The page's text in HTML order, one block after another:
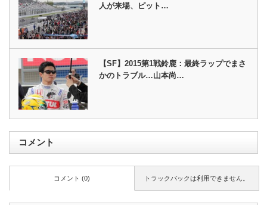
人が来場、ピット…
【SF】2015第1戦鈴鹿：最終ラップでまさ
かのトラブル…山本尚…
コメント
トラックバックは利用できません。
コメント (0)